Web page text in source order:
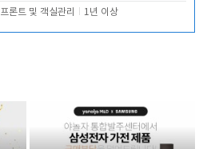
프론트 및 객실관리 1년 이상